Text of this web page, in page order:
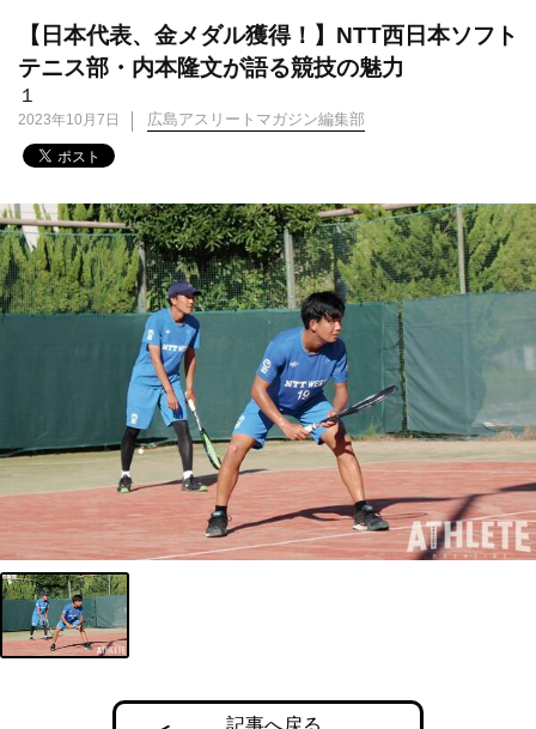
【日本代表、金メダル獲得！】NTT西日本ソフト
テニス部・内本隆文が語る競技の魅力
１
2023年10月7日 広島アスリートマガジン編集部